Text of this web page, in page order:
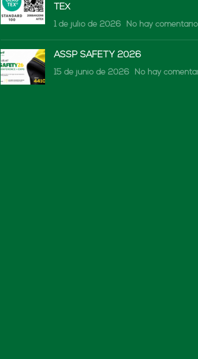
TEX
1 de julio de 2026 No hay
ASSP SAFETY 2026
15 de junio de 2026 No hay